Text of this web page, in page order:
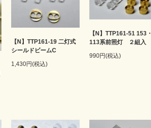
【N】TTP161-19 二灯式
シールドビームC
1,430円(税込)
【N】TTP161-51 153・
113系前照灯 ２組入
990円(税込)